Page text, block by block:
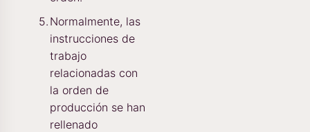
Normalmente, las
instrucciones de
trabajo
relacionadas con
la orden de
producción se han
rellenado